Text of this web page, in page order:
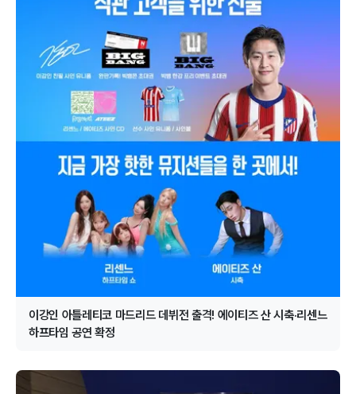
이강인 아틀레티코 마드리드 데뷔전 출격! 에이티즈 산 시축·리센느
하프타임 공연 확정